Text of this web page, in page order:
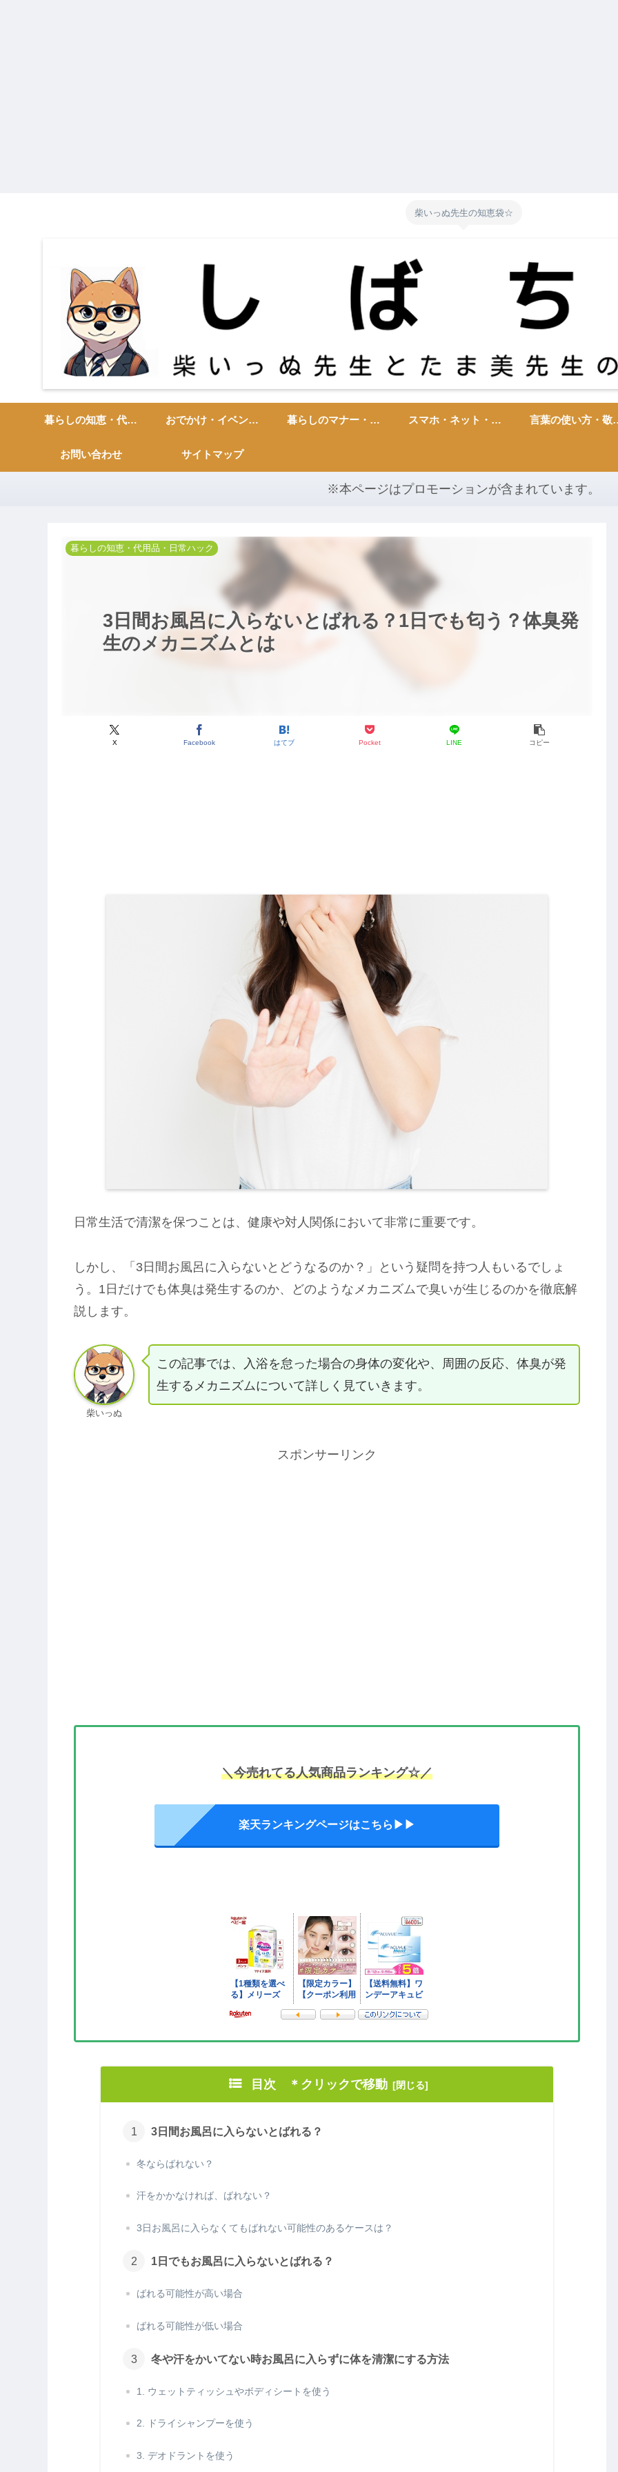
柴いっぬ先生の知恵袋☆
暮らしの知恵・代用品・日常ハック おでかけ・イベント・季節の行事 暮らしのマナー・雑学・心理 スマホ・ネット・ITトラブル 言葉の使
お問い合わせ サイトマップ
※本ページはプロモーションが含まれています。
3日間お風呂に入らないとばれる？1日でも匂う？体臭発
生のメカニズムとは
暮らしの知恵・代用品・日常ハック
X Facebook はてブ Pocket LINE コピー
日常生活で清潔を保つことは、健康や対人関係において非常に重要です。
しかし、「3日間お風呂に入らないとどうなるのか？」という疑問を持つ人もいるでしょ
う。1日だけでも体臭は発生するのか、どのようなメカニズムで臭いが生じるのかを徹底解
説します。
柴いっぬ
この記事では、入浴を怠った場合の身体の変化や、周囲の反応、体臭が発
生するメカニズムについて詳しく見ていきます。
スポンサーリンク
＼今売れてる人気商品ランキング☆／
楽天ランキングページはこちら▶▶
目次 ＊クリックで移動
3日間お風呂に入らないとばれる？
冬ならばれない？
汗をかかなければ、ばれない？
3日お風呂に入らなくてもばれない可能性のあるケースは？
1日でもお風呂に入らないとばれる？
ばれる可能性が高い場合
ばれる可能性が低い場合
冬や汗をかいてない時お風呂に入らずに体を清潔にする方法
1. ウェットティッシュやボディシートを使う
2. ドライシャンプーを使う
3. デオドラントを使う